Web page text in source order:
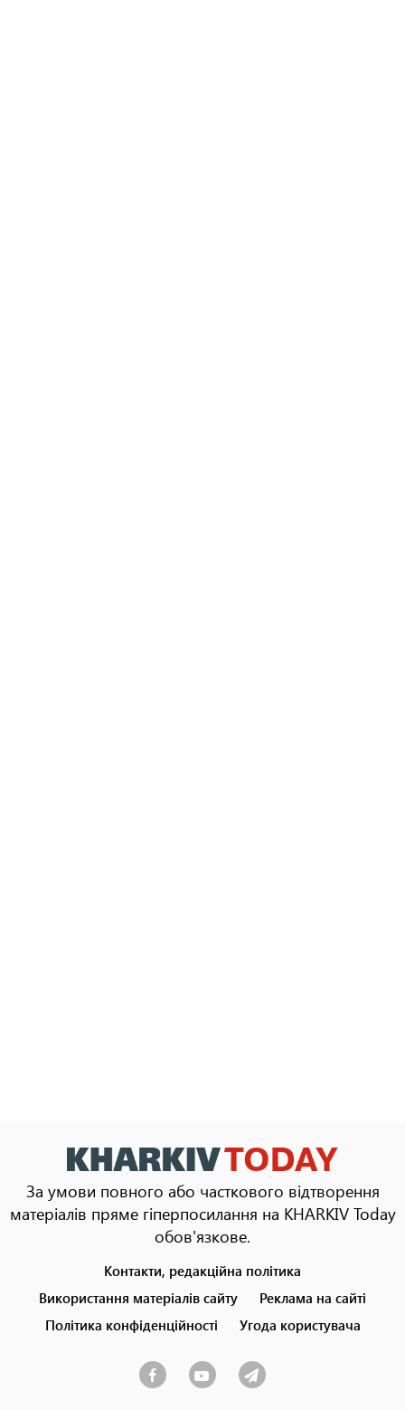
За умови повного або часткового відтворення
матеріалів пряме гіперпосилання на KHARKIV Today
обов'язкове.
menu
Контакти, редакційна політика
Використання матеріалів сайту
Реклама на сайті
Політика конфіденційності
Угода користувача